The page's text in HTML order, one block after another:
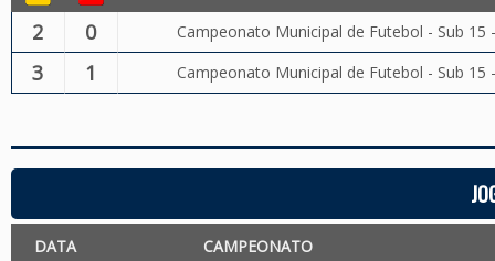
2 0 Campeonato Municipal de Futebol - Sub 15
3 1 Campeonato Municipal de Futebol - Sub 15
DATA CAMPEONATO